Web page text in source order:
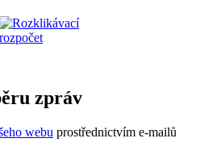
zpráv
webu prostřednictvím e-mailů